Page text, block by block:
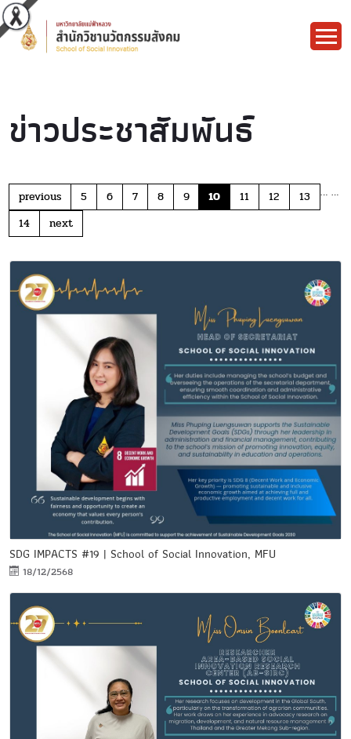
ข่าวประชาสัมพันธ์
previous …
5 6 7 8 9 10 11 12
13
14
…
next
SDG IMPACTS #19 | School of Social Innovation, MFU
18/12/2568